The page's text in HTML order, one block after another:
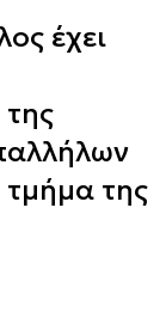
έχει
τμήμα της